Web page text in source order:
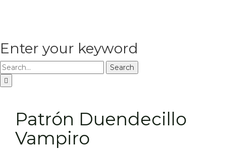
Enter your keyword
Search
Patrón Duendecillo
Vampiro